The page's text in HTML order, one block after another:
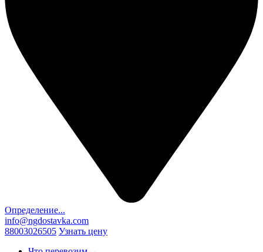
Определение...
info@ngdostavka.com
88003026505 Узнать цену